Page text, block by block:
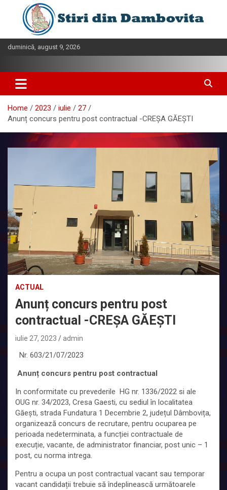
content
duminică, august 9, 2026
Home 2023 iulie
27
Anunț concurs pentru post contractual -CREȘA GĂEȘTI
ACTUAL
Anunț concurs pentru post
contractual -CREȘA GĂEȘTI
iulie 27, 2023 admin
Nr. 603/21/07/2023
Anunț concurs pentru post contractual
In conformitate cu prevederile HG nr. 1336/2022 si ale
OUG nr. 34/2023, Cresa Gaesti, cu sediul în localitatea
Găești, strada Fundatura 1 Decembrie 2, județul Dâmbovița,
organizează concurs de recrutare, pentru ocuparea pe
perioada nedeterminata, a funcției contractuale de
execuție, vacante, de administrator financiar, post unic – 1
post, cu norma intrega.
Pentru a ocupa un post contractual vacant sau temporar
vacant candidații trebuie să îndeplinească următoarele